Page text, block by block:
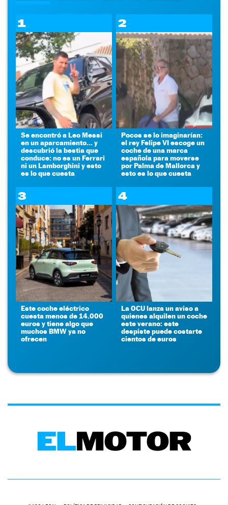
1
Se encontró a Leo Messi
en un aparcamiento... y
descubrió la bestia que
conduce: no es un Ferrari
ni un Lamborghini y esto
es lo que cuesta
2
Pocos se lo imaginarían:
el rey Felipe VI escoge un
coche de una marca
española para moverse
por Palma de Mallorca y
esto es lo que cuesta
3
Este coche eléctrico
cuesta menos de 14.000
euros y tiene algo que
muchos BMW ya no
ofrecen
4
La OCU lanza un aviso a
quienes alquilen un coche
este verano: este
despiste puede costarte
cientos de euros